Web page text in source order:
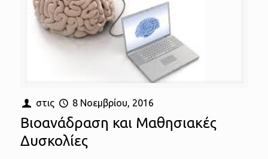
στις 8 Νοεμβρίου, 2016
Βιοανάδραση και Μαθησιακές
Δυσκολίες